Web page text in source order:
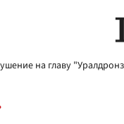
на главу